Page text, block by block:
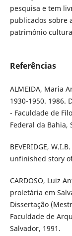
pesquisa e tem
publicados sobre
patrimônio
Referências
ALMEIDA, Maria
1930-1950. 1986.
- Faculdade de
Federal da Bahia,
BEVERIDGE,
unfinished story
CARDOSO, Luiz
proletária em
Dissertação
Faculdade de
Salvador, 1991.